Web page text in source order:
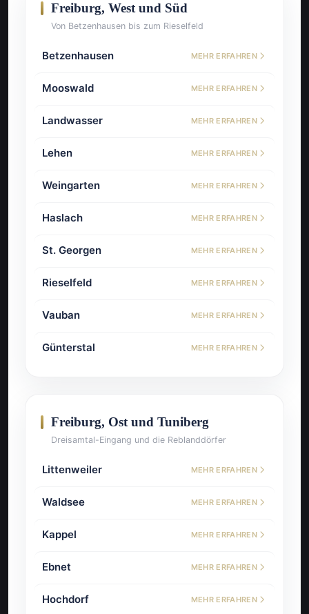
Freiburg, West und Süd
Von Betzenhausen bis zum Rieselfeld
Betzenhausen MEHR ERFAHREN
Mooswald MEHR ERFAHREN
Landwasser MEHR ERFAHREN
Lehen MEHR ERFAHREN
Weingarten MEHR ERFAHREN
Haslach MEHR ERFAHREN
St. Georgen MEHR ERFAHREN
Rieselfeld MEHR ERFAHREN
Vauban MEHR ERFAHREN
Günterstal MEHR ERFAHREN
Freiburg, Ost und Tuniberg
Dreisamtal-Eingang und die Reblanddörfer
Littenweiler MEHR ERFAHREN
Waldsee MEHR ERFAHREN
Kappel MEHR ERFAHREN
Ebnet MEHR ERFAHREN
Hochdorf MEHR ERFAHREN